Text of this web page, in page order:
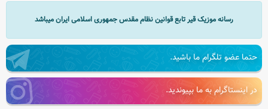
رسانه موزیک قیر تابع قوانین نظام مقدس جمهوری اسلامی ایران میباشد
حتما عضو تلگرام ما باشید.
در اینستاگرام به ما بپیوندید.